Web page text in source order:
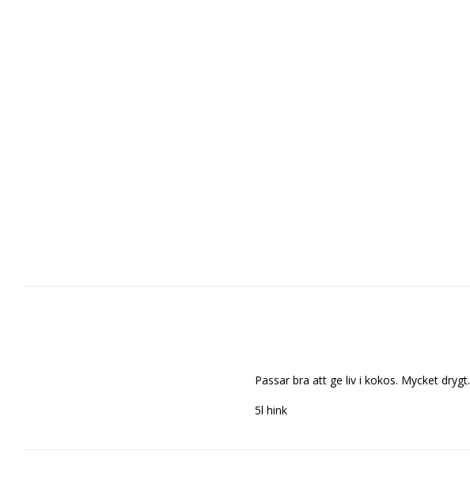
Passar bra att ge liv i kokos. Mycket drygt.
5l hink